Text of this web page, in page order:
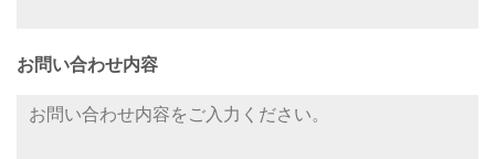
お問い合わせ内容